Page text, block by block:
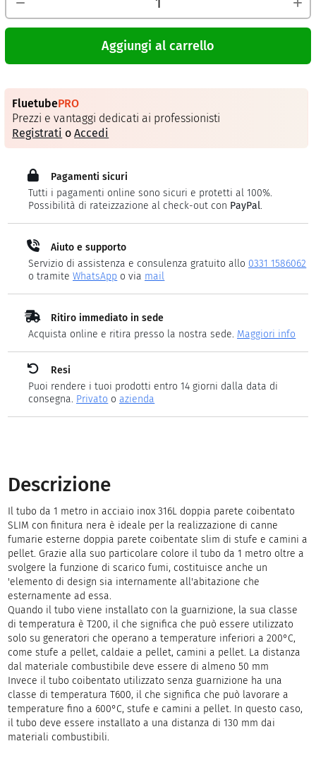
Aggiungi al carrello
FluetubePRO
Prezzi e vantaggi dedicati ai professionisti
Registrati oAccedi
Pagamenti sicuri
Tutti i pagamenti online sono sicuri e protetti al 100%.
Possibilità di rateizzazione al check-out con PayPal.
Aiuto e supporto
Servizio di assistenza e consulenza gratuito allo 0331 1586062
o tramiteWhatsApp o via mail
Ritiro immediato in sede
Acquista online e ritira presso la nostra sede. Maggiori info
Resi
Puoi rendere i tuoi prodotti entro 14 giorni dalla data di
consegna. Privato oazienda
Descrizione
Il tubo da 1 metro in acciaio inox 316L doppia parete coibentato
SLIM con finitura nera è ideale per la realizzazione di canne
fumarie esterne doppia parete coibentate slim di stufe e camini a
pellet. Grazie alla suo particolare colore il tubo da 1 metro oltre a
svolgere la funzione di scarico fumi, costituisce anche un
'elemento di design sia internamente all'abitazione che
esternamente ad essa.
Quando il tubo viene installato con la guarnizione, la sua classe
di temperatura è T200, il che significa che può essere utilizzato
solo su generatori che operano a temperature inferiori a 200°C,
come stufe a pellet, caldaie a pellet, camini a pellet. La distanza
dal materiale combustibile deve essere di almeno 50 mm
Invece il tubo coibentato utilizzato senza guarnizione ha una
classe di temperatura T600, il che significa che può lavorare a
temperature fino a 600°C, stufe e camini a pellet. In questo caso,
il tubo deve essere installato a una distanza di 130 mm dai
materiali combustibili.